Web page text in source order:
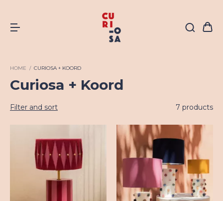
HOME / CURIOSA + KOORD
Curiosa + Koord
Filter and sort 7 products